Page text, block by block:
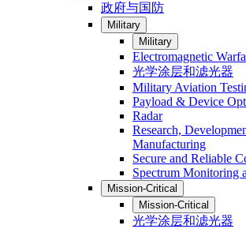
政府与国防
Military
Military
Electromagnetic
光学涂层和滤光器
Military Aviation
Payload & Device
Radar
Research,
Manufacturing
Secure and Reliable
Spectrum Monitoring
Mission-Critical
Mission-Critical
光学涂层和滤光器